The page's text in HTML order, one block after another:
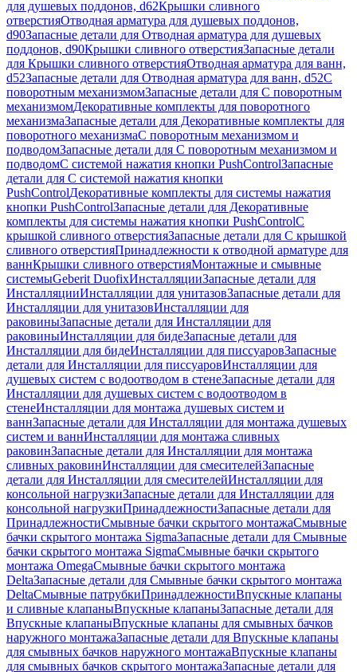
для душевых поддонов, d62Крышки сливного
отверстияОтводная арматура для душевых поддонов,
d90Запасные детали для Отводная арматура для душевых
поддонов, d90Крышки сливного отверстияЗапасные детали
для Крышки сливного отверстияОтводная арматура для ванн,
d52Запасные детали для Отводная арматура для ванн, d52С
поворотным механизмомЗапасные детали для С поворотным
механизмомДекоративные комплекты для поворотного
механизмаЗапасные детали для Декоративные комплекты для
поворотного механизмаС поворотным механизмом и
подводомЗапасные детали для С поворотным механизмом и
подводомС системой нажатия кнопки PushControlЗапасные
детали для С системой нажатия кнопки
PushControlДекоративные комплекты для системы нажатия
кнопки PushControlЗапасные детали для Декоративные
комплекты для системы нажатия кнопки PushControlС
крышкой сливного отверстияЗапасные детали для С крышкой
сливного отверстияПринадлежности к отводной арматуре для
ваннКрышки сливного отверстияМонтажные и смывные
системыGeberit DuofixИнсталляцииЗапасные детали для
ИнсталляцииИнсталляции для унитазовЗапасные детали для
Инсталляции для унитазовИнсталляции для
раковиныЗапасные детали для Инсталляции для
раковиныИнсталляции для бидеЗапасные детали для
Инсталляции для бидеИнсталляции для писсуаровЗапасные
детали для Инсталляции для писсуаровИнсталляции для
душевых систем с водоотводом в стенеЗапасные детали для
Инсталляции для душевых систем с водоотводом в
стенеИнсталляции для монтажа душевых систем и
ваннЗапасные детали для Инсталляции для монтажа душевых
систем и ваннИнсталляции для монтажа сливных
раковинЗапасные детали для Инсталляции для монтажа
сливных раковинИнсталляции для смесителейЗапасные
детали для Инсталляции для смесителейИнсталляции для
консольной нагрузкиЗапасные детали для Инсталляции для
консольной нагрузкиПринадлежностиЗапасные детали для
ПринадлежностиСмывные бачки скрытого монтажаСмывные
бачки скрытого монтажа SigmaЗапасные детали для Смывные
бачки скрытого монтажа SigmaСмывные бачки скрытого
монтажа OmegaСмывные бачки скрытого монтажа
DeltaЗапасные детали для Смывные бачки скрытого монтажа
DeltaСмывные патрубкиПринадлежностиВпускные клапаны
и сливные клапаныВпускные клапаныЗапасные детали для
Впускные клапаныВпускные клапаны для смывных бачков
наружного монтажаЗапасные детали для Впускные клапаны
для смывных бачков наружного монтажаВпускные клапаны
для смывных бачков скрытого монтажаЗапасные детали для